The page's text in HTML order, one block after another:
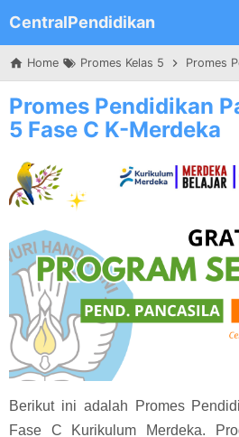
Skip to main
CentralPendidikan
Home Promes Kelas 5 Promes
Promes Pendidikan
5 Fase C K-Merdeka
Berikut ini adalah Promes
Fase C Kurikulum Merdeka.